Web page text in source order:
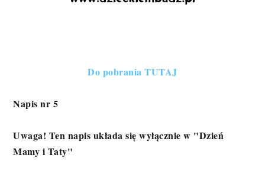
Do pobrania TUTAJ
Napis nr 5
Uwaga! Ten napis układa się wyłącznie w "Dzień
Mamy i Taty"